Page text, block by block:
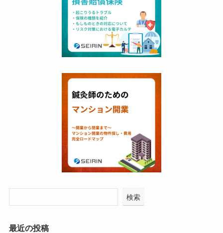
検索
最近の投稿